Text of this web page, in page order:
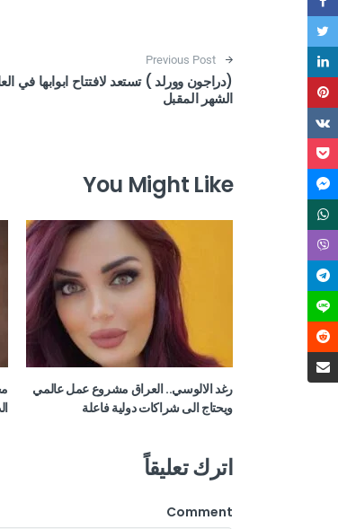
Post navigation
Previous Post
(دراجون وورلد ) تستعد لافتتاح ابوابها في
الشهر المقبل
You Might Like
رغد الالوسي.. العراق مشروع عمل عالمي
ويحتاج الى شراكات دولية فاعلة
اترك تعليقاً
Comment